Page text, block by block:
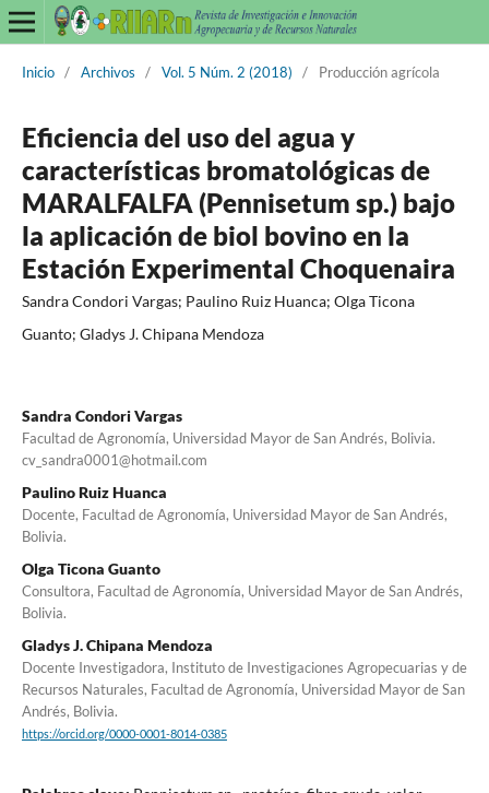
Inicio / Archivos / Vol. 5 Núm. 2 (2018) / Producción agrícola
Eficiencia del uso del agua y
características bromatológicas de
MARALFALFA (Pennisetum sp.) bajo
la aplicación de biol bovino en la
Estación Experimental Choquenaira
Sandra Condori Vargas; Paulino Ruiz Huanca; Olga Ticona
Guanto; Gladys J. Chipana Mendoza
Sandra Condori Vargas
Facultad de Agronomía, Universidad Mayor de San Andrés, Bolivia.
cv_sandra0001@hotmail.com
Paulino Ruiz Huanca
Docente, Facultad de Agronomía, Universidad Mayor de San Andrés,
Bolivia.
Olga Ticona Guanto
Consultora, Facultad de Agronomía, Universidad Mayor de San Andrés,
Bolivia.
Gladys J. Chipana Mendoza
Docente Investigadora, Instituto de Investigaciones Agropecuarias y de
Recursos Naturales, Facultad de Agronomía, Universidad Mayor de San
Andrés, Bolivia.
https://orcid.org/0000-0001-8014-0385